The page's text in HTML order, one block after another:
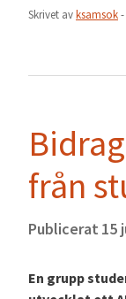
Skrivet avksamsok
från
Publicerat 15
En grupp